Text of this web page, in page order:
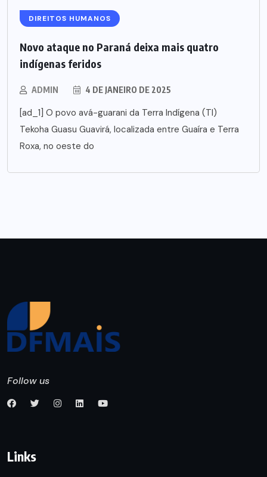
DIREITOS HUMANOS
Novo ataque no Paraná deixa mais quatro
indígenas feridos
ADMIN 4 DE JANEIRO DE 2025
[ad_1] O povo avá-guarani da Terra Indígena (TI)
Tekoha Guasu Guavirá, localizada entre Guaíra e Terra
Roxa, no oeste do
Follow us
Links